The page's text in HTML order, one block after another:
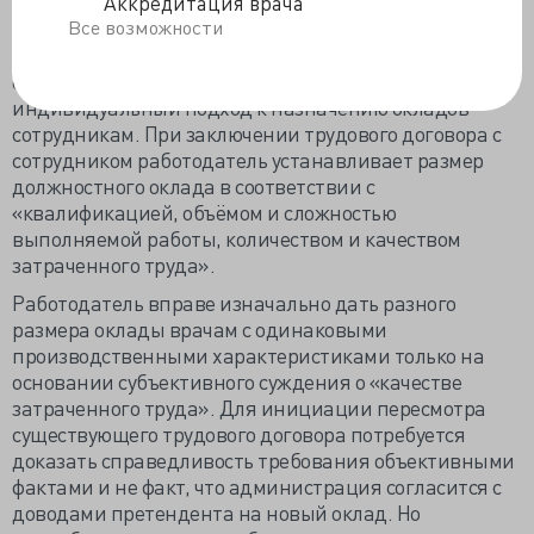
Все возможности
Нюанс в назначении окладов открыло решение
общей юрисдикции – работодатель вправе на
индивидуальный подход к назначению окладов
сотрудникам. При заключении трудового договора с
сотрудником работодатель устанавливает размер
должностного оклада в соответствии с
«квалификацией, объёмом и сложностью
выполняемой работы, количеством и качеством
затраченного труда».
Работодатель вправе изначально дать разного
размера оклады врачам с одинаковыми
производственными характеристиками только на
основании субъективного суждения о «качестве
затраченного труда». Для инициации пересмотра
существующего трудового договора потребуется
доказать справедливость требования объективными
фактами и не факт, что администрация согласится с
доводами претендента на новый оклад. Но